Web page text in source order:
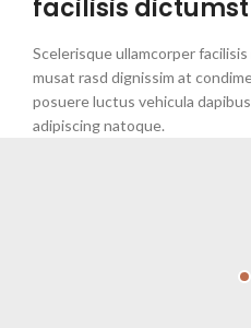
facilisis
Scelerisque ullamcorper
musat rasd dignissim at
posuere luctus vehicula
adipiscing natoque.